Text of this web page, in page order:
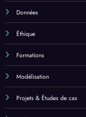
Données
Éthique
Formations
Modélisation
Projets & Études de cas